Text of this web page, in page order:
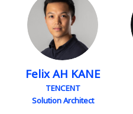
FAK
Felix AH KANE
TENCENT
Solution Architect